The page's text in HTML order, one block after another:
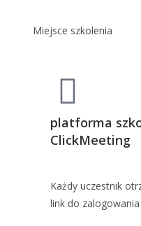
Miejsce szkolenia
platforma
ClickMeeting
Każdy uczestnik
link do